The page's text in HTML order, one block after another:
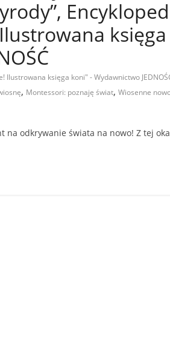
księga
Ilustrowana księga koni" - Wydawnictwo
, Montessori: poznaję świat, Wiosenne
odkrywanie świata na nowo! Z tej